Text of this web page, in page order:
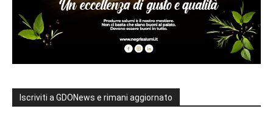
Iscriviti a GDONews e rimani aggiornato